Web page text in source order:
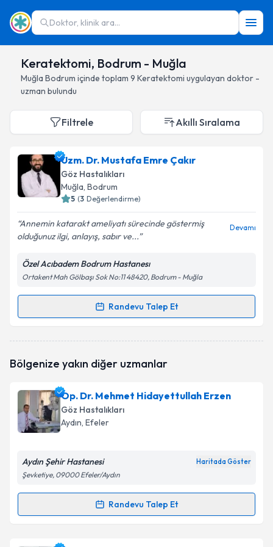
Doktor, klinik ara...
Keratektomi, Bodrum - Muğla
Muğla Bodrum içinde toplam 9 Keratektomi uygulayan doktor -
uzman bulundu
Filtrele Akıllı Sıralama
Uzm. Dr. Mustafa Emre Çakır
Göz Hastalıkları
Muğla, Bodrum
5 (3 Değerlendirme)
Annemin katarakt ameliyatı sürecinde göstermiş
olduğunuz ilgi, anlayış, sabır ve...
Devamı
Özel Acıbadem Bodrum Hastanesı
Ortakent Mah Gölbaşı Sok No:11 48420, Bodrum - Muğla
Randevu Talep Et
Randevu Takvimi Talebi
talebi oluşturun. Size bu uzmandan randevu almanız
bilgilendireceğiz.
E-posta Adresiniz
Kişisel verilerimin işlenmesine ilişkin
kapsamda işlenmesini kabul ediyorum.
Bölgenize yakın diğer uzmanlar
Op. Dr. Mehmet Hidayettullah Erzen
Göz Hastalıkları
Aydın, Efeler
Aydın Şehir Hastanesi Haritada Göster
Şevketiye, 09000 Efeler/Aydın
Randevu Talep Et
Randevu Takvimi Talebi